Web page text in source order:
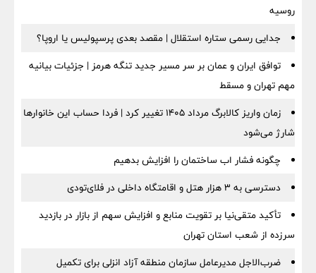
روسیه
جدایی رسمی ستاره استقلال | مقصد بعدی پرسپولیس یا اروپا؟
توافق ایران و عمان بر سر مسیر جدید تنگه هرمز | جزئیات بیانیه
مهم تهران و مسقط
زمان واریز کالابرگ مرداد ۱۴۰۵ تغییر کرد | فردا حساب این خانوارها
شارژ می‌شود
چگونه فشار اب ساختمان را افزایش بدهیم
دسترسی به ۳ هزار هتل و اقامتگاه داخلی در فلای‌تودی
تأکید متقی‌نیا بر تقویت منابع و افزایش سهم از بازار در بازدید
سرزده از شعب استان تهران
ضرب‌الاجل مدیرعامل سازمان منطقه آزاد انزلی برای تكمیل